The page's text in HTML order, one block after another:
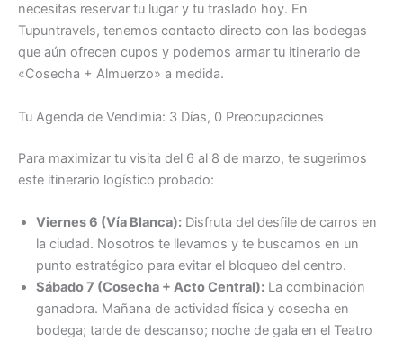
necesitas reservar tu lugar y tu traslado hoy. En
Tupuntravels, tenemos contacto directo con las bodegas
que aún ofrecen cupos y podemos armar tu itinerario de
«Cosecha + Almuerzo» a medida.
Tu Agenda de Vendimia: 3 Días, 0 Preocupaciones
Para maximizar tu visita del 6 al 8 de marzo, te sugerimos
este itinerario logístico probado:
Viernes 6 (Vía Blanca): Disfruta del desfile de carros en
la ciudad. Nosotros te llevamos y te buscamos en un
punto estratégico para evitar el bloqueo del centro.
Sábado 7 (Cosecha + Acto Central): La combinación
ganadora. Mañana de actividad física y cosecha en
bodega; tarde de descanso; noche de gala en el Teatro